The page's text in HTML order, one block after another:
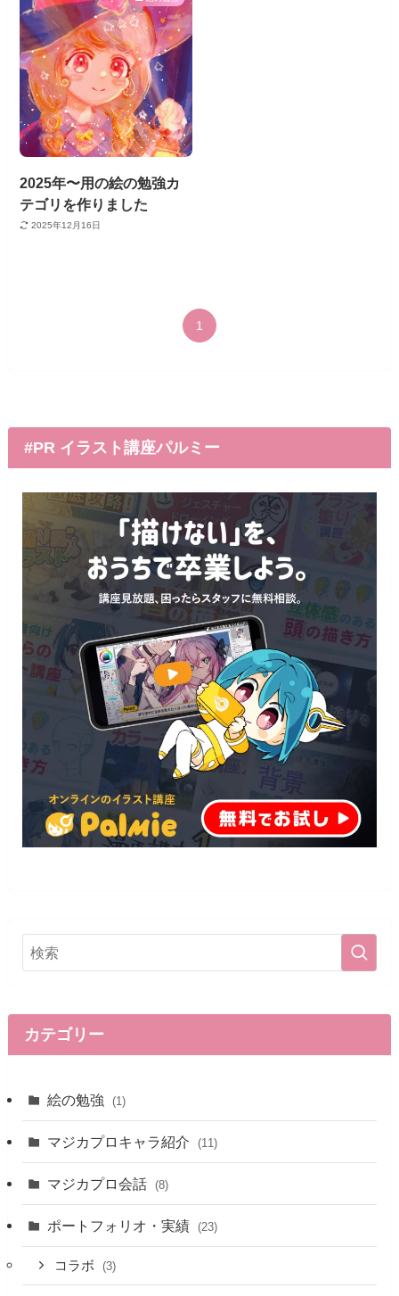
2025年〜用の絵の勉強カ
テゴリを作りました
2025年12月16日
1
#PR イラスト講座パルミー
カテゴリー
絵の勉強 (1)
マジカプロキャラ紹介 (11)
マジカプロ会話 (8)
ポートフォリオ・実績 (23)
コラボ (3)